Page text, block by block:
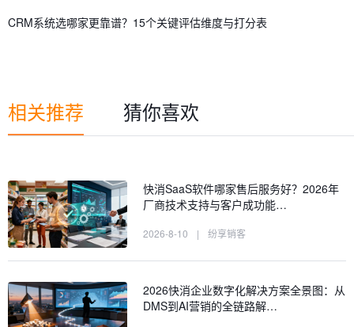
CRM系统选哪家更靠谱？15个关键评估维度与打分表
相关推荐 猜你喜欢
快消SaaS软件哪家售后服务好？2026年
厂商技术支持与客户成功能…
2026-8-10 | 纷享销客
2026快消企业数字化解决方案全景图：从
DMS到AI营销的全链路解…